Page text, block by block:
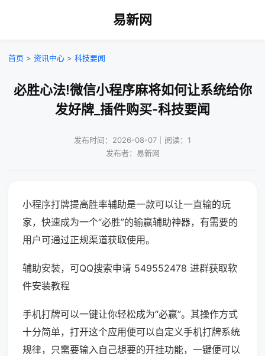
易新网
首页 > 资讯中心 > 科技要闻
必胜心法!微信小程序麻将如何让系统给你
发好牌_插件购买-科技要闻
发布时间：2026-08-07｜阅读：1
发布者：易新网
小程序打牌提高胜率辅助是一款可以让一直输的玩
家，快速成为一个“必胜”的输赢辅助神器，有需要的
用户可通过正规渠道获取使用。
辅助安装，可QQ搜索申请 549552478 进群获取软
件安装教程
手机打牌可以一键让你轻松成为“必赢”。其操作方式
十分简单，打开这个应用便可以自定义手机打牌系统
规律，只需要输入自己想要的开挂功能，一键便可以